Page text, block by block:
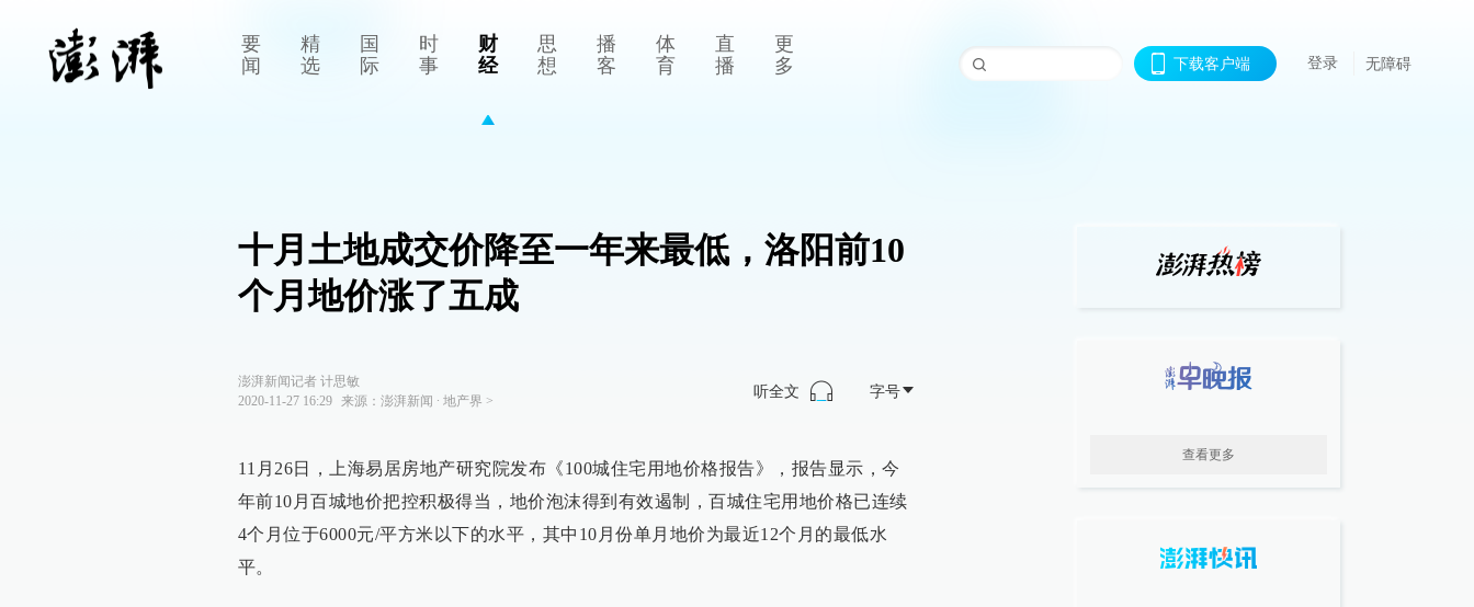
要
闻
精
选
国
际
时
事
财
经
思
想
播
客
体
育
直
播
更
多
下载客户端 登录 无障碍
十月土地成交价降至一年来最低，洛阳前10
个月地价涨了五成
澎湃新闻记者 计思敏
2020-11-27 16:29
来源： 澎湃新闻 ∙ 地产界 >
听全文 字号
11月26日，上海易居房地产研究院发布《100城住宅用地价格报告》，报告显示，今
年前10月百城地价把控积极得当，地价泡沫得到有效遏制，百城住宅用地价格已连续
4个月位于6000元/平方米以下的水平，其中10月份单月地价为最近12个月的最低水
平。
查看更多